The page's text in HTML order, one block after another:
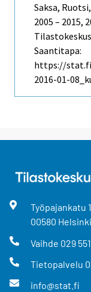
Saksa,
2005 – 2015,
Saantitapa:
https://
2016-01-
Työpajankatu
00580 Helsinki
Vaihde 029
Tietopalvelu
info@stat.fi